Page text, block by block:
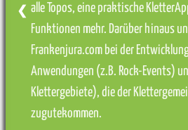
alle Topos, eine praktische
Funktionen mehr. Darüber hinaus
Frankenjura.com bei der
Anwendungen (z.B. Rock-Events)
Klettergebiete), die der
zugutekommen.
❮